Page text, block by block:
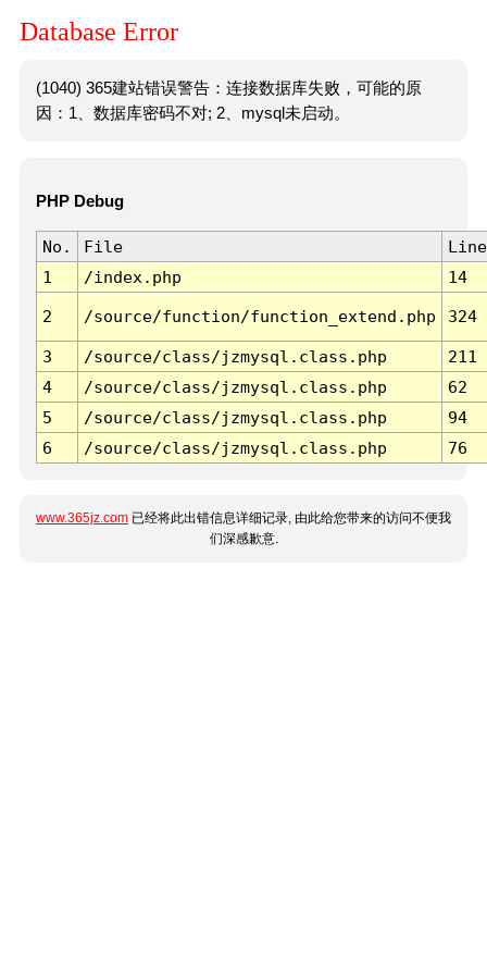
Database Error
(1040) 365建站错误警告：连接数据库失败，可能的原
因：1、数据库密码不对; 2、mysql未启动。
PHP Debug
No. File
Line
1
/index.php 14
2 /source/function/function_extend.php 324
3 /source/class/jzmysql.class.php
211
4
/source/class/jzmysql.class.php
62
5
/source/class/jzmysql.class.php
94
6
/source/class/jzmysql.class.php 76
www.365jz.com 已经将此出错信息详细记录, 由此给您带来的访问不便我
们深感歉意.